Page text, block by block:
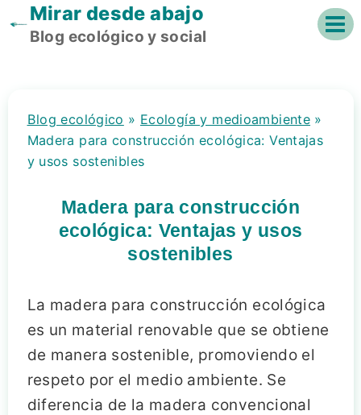
SaltarMirar desde abajo
Blog ecológico y social
Blog ecológico » Ecología y medioambiente »
Madera para construcción ecológica: Ventajas
y usos sostenibles
Madera para construcción
ecológica: Ventajas y usos
sostenibles
La madera para construcción ecológica
es un material renovable que se obtiene
de manera sostenible, promoviendo el
respeto por el medio ambiente. Se
diferencia de la madera convencional